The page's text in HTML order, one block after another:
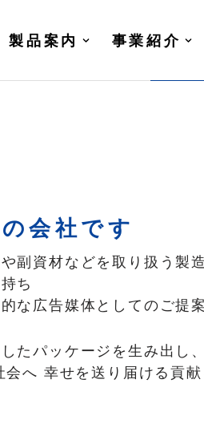
製品案内 事業紹介
会社です
副資材などを取り扱う製
ち
な広告媒体としてのご提
たパッケージを生み出し
へ 幸せを送り届ける貢献